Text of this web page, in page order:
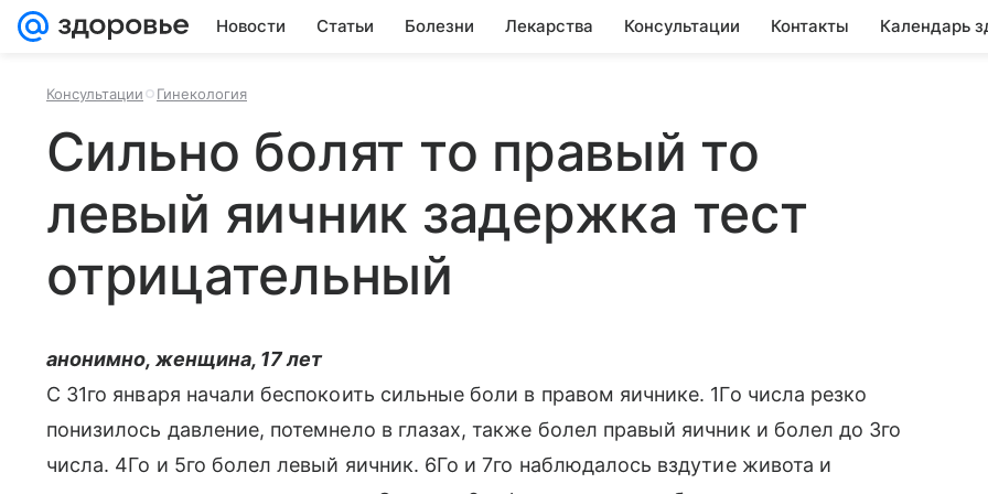
Новости Статьи Болезни Лекарства Консультации Контакты Календарь
Консультации Гинекология
Сильно болят то правый то
левый яичник задержка тест
отрицательный
анонимно, женщина, 17 лет
С 31го января начали беспокоить сильные боли в правом яичнике. 1Го числа резко
понизилось давление, потемнело в глазах, также болел правый яичник и болел до 3го
числа. 4Го и 5го болел левый яичник. 6Го и 7го наблюдалось вздутие живота и